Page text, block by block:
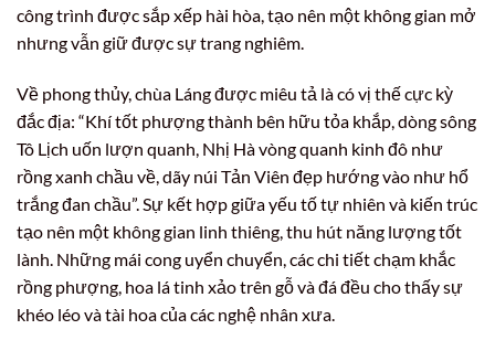
công trình được sắp xếp hài hòa, tạo nên một không gian mở
nhưng vẫn giữ được sự trang nghiêm.
Về phong thủy, chùa Láng được miêu tả là có vị thế cực kỳ
đắc địa: “Khí tốt phượng thành bên hữu tỏa khắp, dòng sông
Tô Lịch uốn lượn quanh, Nhị Hà vòng quanh kinh đô như
rồng xanh chầu về, dãy núi Tản Viên đẹp hướng vào như hổ
trắng đan chầu”. Sự kết hợp giữa yếu tố tự nhiên và kiến trúc
tạo nên một không gian linh thiêng, thu hút năng lượng tốt
lành. Những mái cong uyển chuyển, các chi tiết chạm khắc
rồng phượng, hoa lá tinh xảo trên gỗ và đá đều cho thấy sự
khéo léo và tài hoa của các nghệ nhân xưa.